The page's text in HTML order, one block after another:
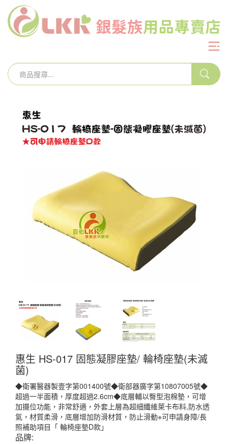
惠生 HS-017 固態凝膠座墊/ 輪椅座墊(未滅
菌)
◆衛署醫器製壹字第001400號◆衛部器廣字第10807005號◆
超過一半面積，厚度超過2.6cm◆底層輔以臀型泡棉墊，可增
加擺位功能，非常舒適，外套上層為超細纖維萊卡布料,防水透
氣，材質柔滑，底層增加防滑材質，防止滑動※可申請身障/長
照補助項目「 輪椅座墊D款」
品牌: